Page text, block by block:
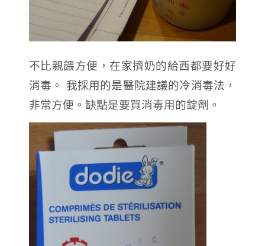
不比親餵方便，在家擠奶的給西都要好好
消毒。 我採用的是醫院建議的冷消毒法，
非常方便。缺點是要買消毒用的錠劑。